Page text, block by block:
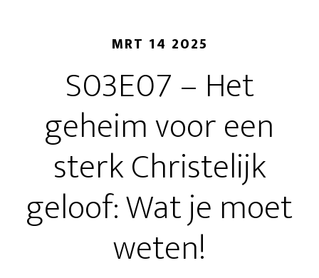
MRT 14 2025
S03E07 – Het
geheim voor een
sterk Christelijk
geloof: Wat je moet
weten!